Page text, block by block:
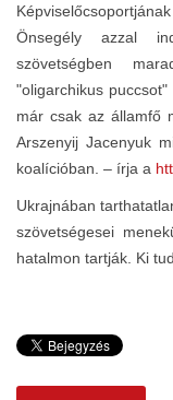
Önsegély azzal
szövetségben
"oligarchikus
már csak az államfő
Arszenyij Jacenyuk
koalícióban. – írja a
Ukrajnában
szövetségesei
hatalmon tartják. Ki